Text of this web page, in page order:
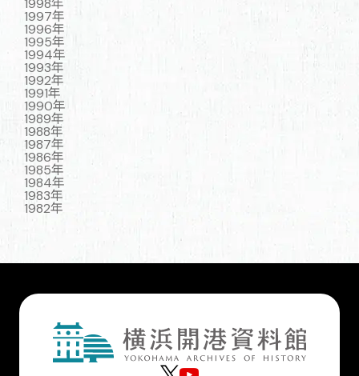
1997年
1996年
1995年
1994年
1993年
1992年
1991年
1990年
1989年
1988年
1987年
1986年
1985年
1984年
1983年
1982年